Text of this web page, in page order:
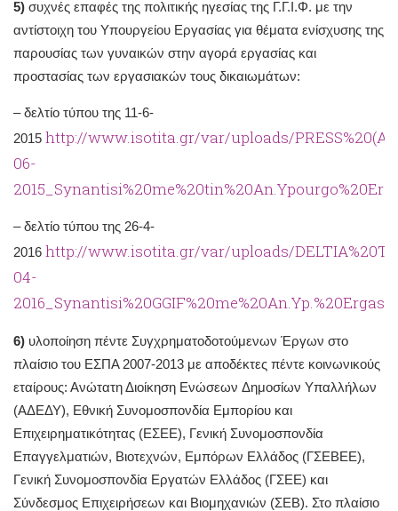
5) συχνές επαφές της πολιτικής ηγεσίας της Γ.Γ.Ι.Φ. με την
αντίστοιχη του Υπουργείου Εργασίας για θέματα ενίσχυσης της
παρουσίας των γυναικών στην αγορά εργασίας και
προστασίας των εργασιακών τους δικαιωμάτων:
– δελτίο τύπου της 11-6-
2015 http://www.isotita.gr/var/uploads/
06-
– δελτίο τύπου της 26-4-
2016 http://www.isotita.gr/var/uploads/
04-
6) υλοποίηση πέντε Συγχρηματοδοτούμενων Έργων στο
πλαίσιο του ΕΣΠΑ 2007-2013 με αποδέκτες πέντε κοινωνικούς
εταίρους: Ανώτατη Διοίκηση Ενώσεων Δημοσίων Υπαλλήλων
(ΑΔΕΔΥ), Εθνική Συνομοσπονδία Εμπορίου και
Επιχειρηματικότητας (ΕΣΕΕ), Γενική Συνομοσπονδία
Επαγγελματιών, Βιοτεχνών, Εμπόρων Ελλάδος (ΓΣΕΒΕΕ),
Γενική Συνομοσπονδία Εργατών Ελλάδος (ΓΣΕΕ) και
Σύνδεσμος Επιχειρήσεων και Βιομηχανιών (ΣΕΒ). Στο πλαίσιο